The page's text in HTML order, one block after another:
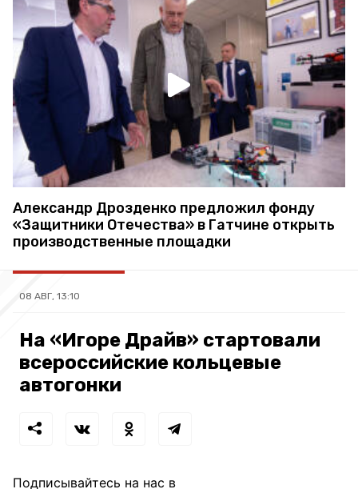
Александр Дрозденко предложил фонду
«Защитники Отечества» в Гатчине открыть
производственные площадки
08 АВГ, 13:10
На «Игоре Драйв» стартовали
всероссийские кольцевые
автогонки
Подписывайтесь на нас в